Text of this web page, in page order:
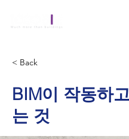
< Back
BIM이 작동하
는 것